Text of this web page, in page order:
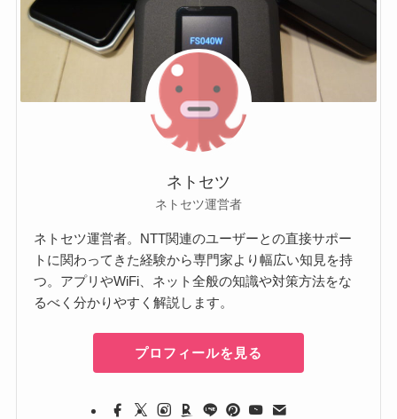
ネトセツ
ネトセツ運営者
ネトセツ運営者。NTT関連のユーザーとの直接サポー
トに関わってきた経験から専門家より幅広い知見を持
つ。アプリやWiFi、ネット全般の知識や対策方法をな
るべく分かりやすく解説します。
プロフィールを見る